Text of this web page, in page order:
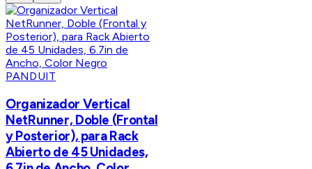
PANDUIT
Organizador Vertical
NetRunner, Doble (Frontal
y Posterior), para Rack
Abierto de 45 Unidades,